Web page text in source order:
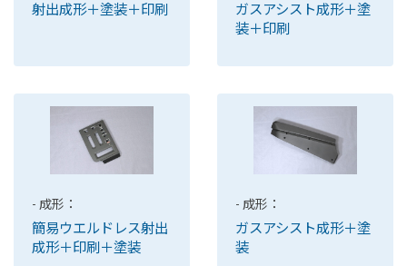
射出成形＋塗装＋印刷
ガスアシスト成形＋塗
装＋印刷
- 成形：
簡易ウエルドレス射出
成形＋印刷＋塗装
- 成形：
ガスアシスト成形＋塗
装